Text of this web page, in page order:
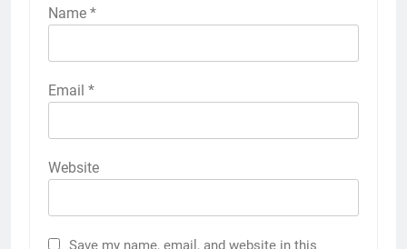
Name *
Email *
Website
Save my name, email, and website in this